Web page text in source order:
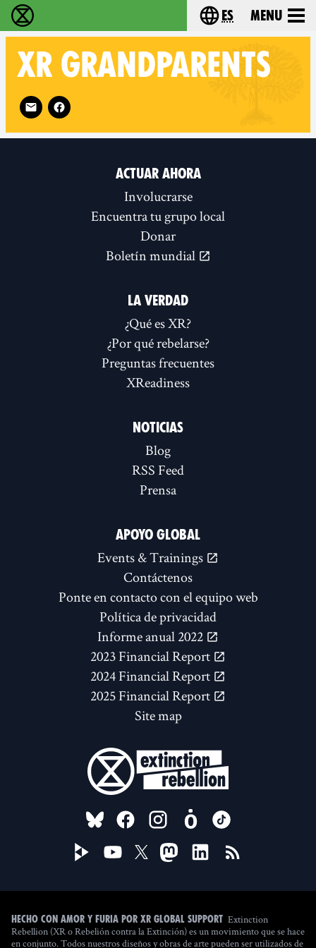
extinction rebellion - Home Choose your
es Menu
XR GRANDPARENTS
Follow XR Grandparents on
ACTUAR AHORA
Involucrarse
Encuentra tu grupo local
Donar
Boletín mundial
LA VERDAD
¿Qué es XR?
¿Por qué rebelarse?
Preguntas frecuentes
XReadiness
NOTICIAS
Blog
RSS Feed
Prensa
APOYO GLOBAL
Events & Trainings
Contáctenos
Ponte en contacto con el equipo web
Política de privacidad
Informe anual 2022
2023 Financial Report
2024 Financial Report
2025 Financial Report
Site map
FOLLOW US ON
Hecho con amor y furia por XR Global Support Extinction
Rebellion (XR o Rebelión contra la Extinción) es un movimiento que se hace
en conjunto. Todos nuestros diseños y obras de arte pueden ser utilizados de